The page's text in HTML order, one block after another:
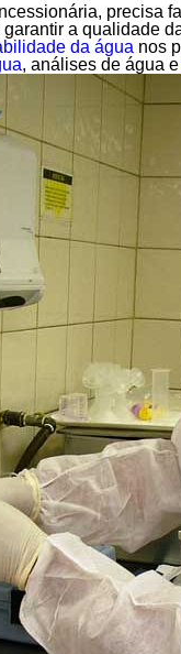
precisa
a qualidade
da água nos
, análises de água e